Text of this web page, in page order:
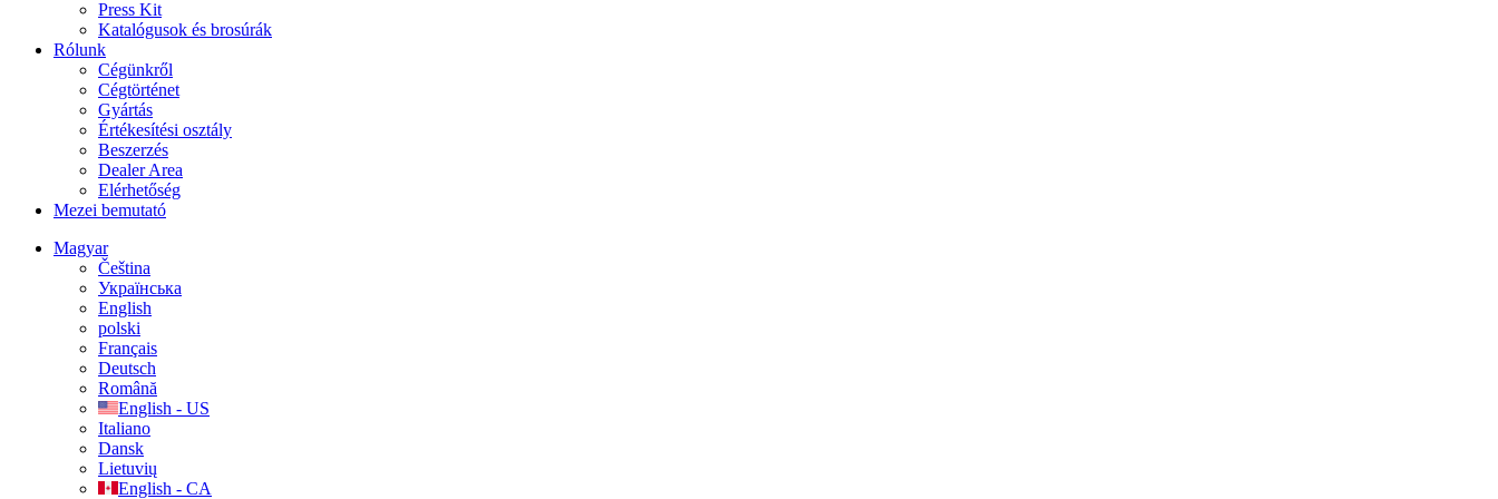
Press Kit
Katalógusok és brosúrák
Rólunk
Cégünkről
Cégtörténet
Gyártás
Értékesítési osztály
Beszerzés
Dealer Area
Elérhetőség
Mezei bemutató
Magyar
Čeština
Українська
English
polski
Français
Deutsch
Română
English - US
Italiano
Dansk
Lietuvių
English - CA